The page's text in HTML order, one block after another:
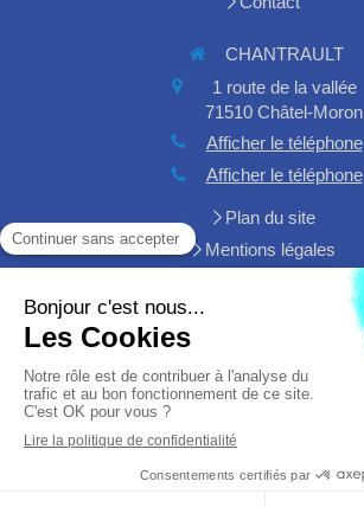
CHANTRAULT
1 route de la vallée
71510 Châtel-Moron
Afficher le téléphone
Afficher le téléphone
Plan du site
Mentions légales
Demander un devis
Création et référencement du site par Simplébo
Site créé grâce àHA PLUS PME